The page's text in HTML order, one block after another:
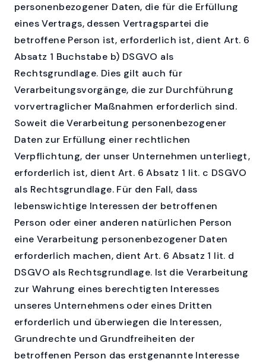
personenbezogener Daten, die für die Erfüllung
eines Vertrags, dessen Vertragspartei die
betroffene Person ist, erforderlich ist, dient Art. 6
Absatz 1 Buchstabe b) DSGVO als
Rechtsgrundlage. Dies gilt auch für
Verarbeitungsvorgänge, die zur Durchführung
vorvertraglicher Maßnahmen erforderlich sind.
Soweit die Verarbeitung personenbezogener
Daten zur Erfüllung einer rechtlichen
Verpflichtung, der unser Unternehmen unterliegt,
erforderlich ist, dient Art. 6 Absatz 1 lit. c DSGVO
als Rechtsgrundlage. Für den Fall, dass
lebenswichtige Interessen der betroffenen
Person oder einer anderen natürlichen Person
eine Verarbeitung personenbezogener Daten
erforderlich machen, dient Art. 6 Absatz 1 lit. d
DSGVO als Rechtsgrundlage. Ist die Verarbeitung
zur Wahrung eines berechtigten Interesses
unseres Unternehmens oder eines Dritten
erforderlich und überwiegen die Interessen,
Grundrechte und Grundfreiheiten der
betroffenen Person das erstgenannte Interesse